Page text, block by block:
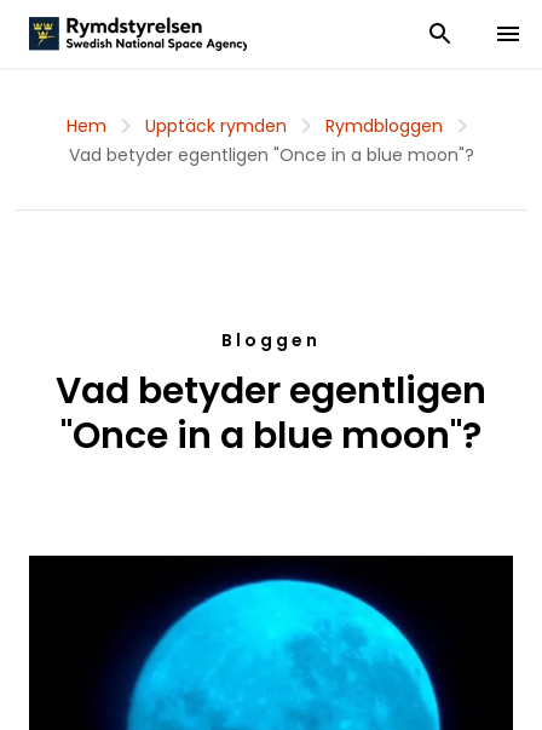
Visa och dölj
Visa
Hem Upptäck rymden
Rymdbloggen
Vad betyder egentligen "Once in a blue moon"?
Bloggen
Vad betyder egentligen
"Once in a blue moon"?